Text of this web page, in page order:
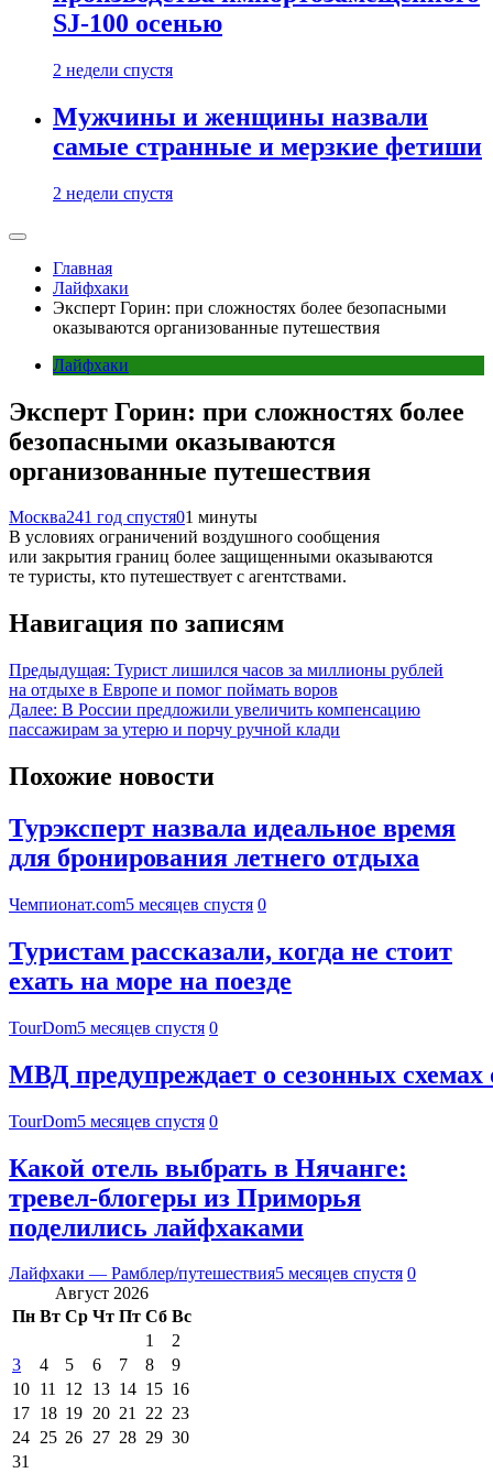
SJ-100 осенью
2 недели спустя
Мужчины и женщины назвали
самые странные и мерзкие фетиши
2 недели спустя
Главная
Лайфхаки
Эксперт Горин: при сложностях более безопасными
оказываются организованные путешествия
Лайфхаки
Эксперт Горин: при сложностях более
безопасными оказываются
организованные путешествия
Москва241 год спустя01 минуты
В условиях ограничений воздушного сообщения
или закрытия границ более защищенными оказываются
те туристы, кто путешествует с агентствами.
Навигация по записям
Предыдущая: Турист лишился часов за миллионы рублей
на отдыхе в Европе и помог поймать воров
Далее: В России предложили увеличить компенсацию
пассажирам за утерю и порчу ручной клади
Похожие новости
Турэксперт назвала идеальное время
для бронирования летнего отдыха
Чемпионат.com5 месяцев спустя 0
Туристам рассказали, когда не стоит
ехать на море на поезде
TourDom5 месяцев спустя 0
МВД предупреждает о сезонных
TourDom5 месяцев спустя 0
Какой отель выбрать в Нячанге:
тревел-блогеры из Приморья
поделились лайфхаками
Лайфхаки — Рамблер/путешествия5 месяцев спустя 0
Август 2026
Пн Вт Ср Чт Пт Сб Вс
1
2
3
4 5 6 7 8
9
10 11 12 13 14 15 16
17 18 19 20 21 22 23
24 25 26 27 28 29 30
31